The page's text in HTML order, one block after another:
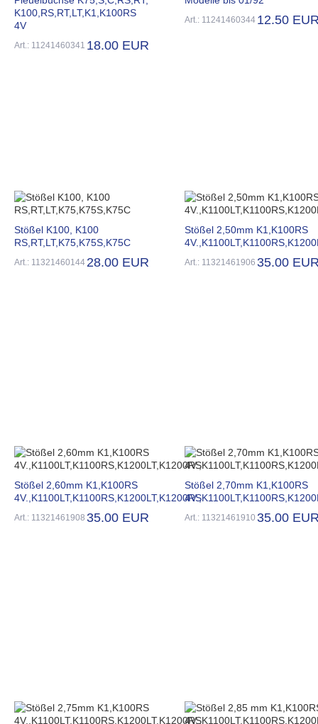
K100,RS,RT,LT,K1,K100RS
4V
Art.: 11241460341 18.00 EUR
Art.: 11241460344 12.50
Stößel K100, K100
RS,RT,LT,K75,K75S,K75C
Art.: 11321460144 28.00 EUR
Stößel 2,50mm K1,K100RS
Art.: 11321461906 35.00
Stößel 2,60mm K1,K100RS
4V.,K1100LT,K1100RS,K1200LT,K1200RS
Art.: 11321461908 35.00 EUR
Stößel 2,70mm K1,K100RS
Art.: 11321461910 35.00